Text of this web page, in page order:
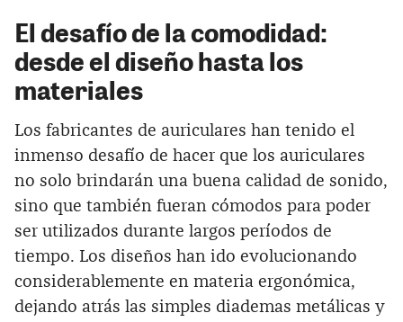
El desafío de la comodidad:
desde el diseño hasta los
materiales
Los fabricantes de auriculares han tenido el
inmenso desafío de hacer que los auriculares
no solo brindarán una buena calidad de sonido,
sino que también fueran cómodos para poder
ser utilizados durante largos períodos de
tiempo. Los diseños han ido evolucionando
considerablemente en materia ergonómica,
dejando atrás las simples diademas metálicas y